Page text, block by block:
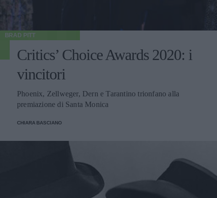
BRAD PITT
Critics’ Choice Awards 2020: i
vincitori
Phoenix, Zellweger, Dern e Tarantino trionfano alla
premiazione di Santa Monica
CHIARA BASCIANO